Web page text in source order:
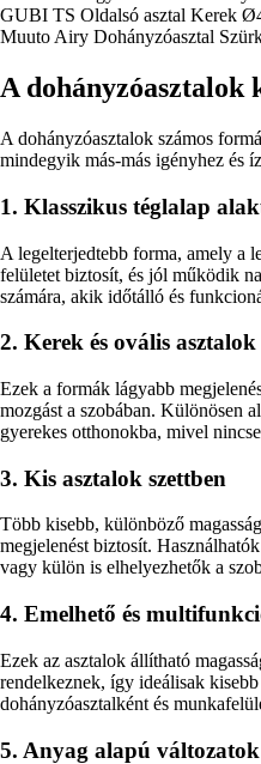
GUBI TS Oldalsó asztal Kerek
Muuto Airy Dohányzóasztal
A dohányzóasztalok
A dohányzóasztalok számos
mindegyik más-más igényhez és
1. Klasszikus téglalap
A legelterjedtebb forma, amely a
felületet biztosít, és jól működik
számára, akik időtálló és
2. Kerek és ovális asztalok
Ezek a formák lágyabb
mozgást a szobában. Különösen
gyerekes otthonokba, mivel
3. Kis asztalok szettben
Több kisebb, különböző
megjelenést biztosít.
vagy külön is elhelyezhetők a
4. Emelhető és
Ezek az asztalok állítható
rendelkeznek, így ideálisak
dohányzóasztalként és
5. Anyag alapú változatok